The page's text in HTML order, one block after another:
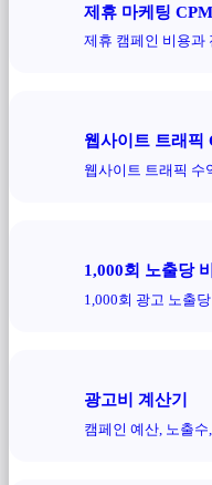
제휴 마케팅
제휴 캠페인 비용과
웹사이트 트래픽
웹사이트 트래픽 수
1,000회 노출당
1,000회 광고 노출
광고비 계산기
캠페인 예산, 노출